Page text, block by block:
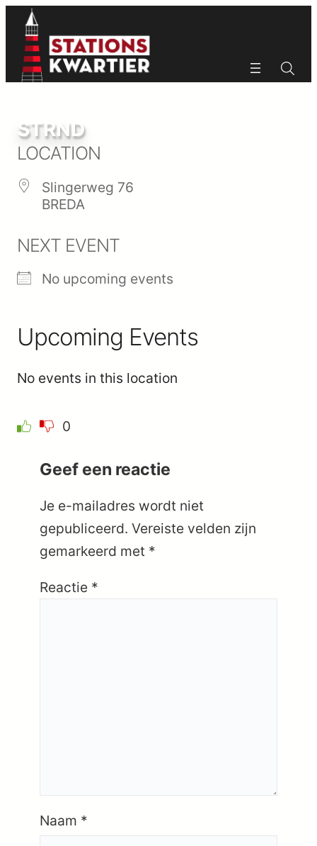
naar
inhoud
STRND
LOCATION
Slingerweg 76
BREDA
NEXT EVENT
No upcoming events
Upcoming Events
No events in this location
0
Geef een reactie
Je e-mailadres wordt niet
gepubliceerd. Vereiste velden zijn
gemarkeerd met *
Reactie *
Naam *